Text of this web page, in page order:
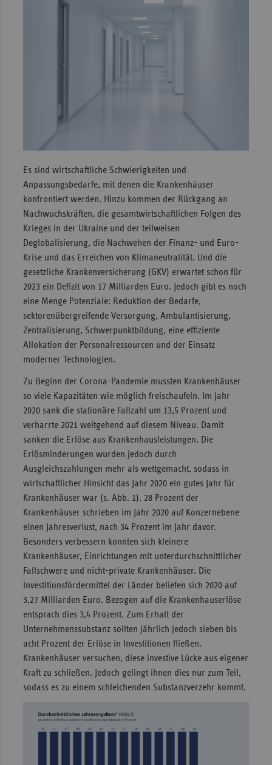
Es sind wirtschaftliche Schwierigkeiten und
Anpassungsbedarfe, mit denen die Krankenhäuser
konfrontiert werden. Hinzu kommen der Rückgang an
Nachwuchskräften, die gesamtwirtschaftlichen Folgen des
Krieges in der Ukraine und der teilweisen
Deglobalisierung, die Nachwehen der Finanz- und Euro-
Krise und das Erreichen von Klimaneutralität. Und die
gesetzliche Krankenversicherung (GKV) erwartet schon für
2023 ein Defizit von 17 Milliarden Euro. Jedoch gibt es noch
eine Menge Potenziale: Reduktion der Bedarfe,
sektorenübergreifende Versorgung, Ambulantisierung,
Zentralisierung, Schwerpunktbildung, eine effiziente
Allokation der Personalressourcen und der Einsatz
moderner Technologien.
Zu Beginn der Corona-Pandemie mussten Krankenhäuser
so viele Kapazitäten wie möglich freischaufeln. Im Jahr
2020 sank die stationäre Fallzahl um 13,5 Prozent und
verharrte 2021 weitgehend auf diesem Niveau. Damit
sanken die Erlöse aus Krankenhausleistungen. Die
Erlösminderungen wurden jedoch durch
Ausgleichszahlungen mehr als wettgemacht, sodass in
wirtschaftlicher Hinsicht das Jahr 2020 ein gutes Jahr für
Krankenhäuser war (s. Abb. 1). 28 Prozent der
Krankenhäuser schrieben im Jahr 2020 auf Konzernebene
einen Jahresverlust, nach 34 Prozent im Jahr davor.
Besonders verbessern konnten sich kleinere
Krankenhäuser, Einrichtungen mit unterdurchschnittlicher
Fallschwere und nicht-private Krankenhäuser. Die
Investitionsfördermittel der Länder beliefen sich 2020 auf
3,27 Milliarden Euro. Bezogen auf die Krankenhauserlöse
entsprach dies 3,4 Prozent. Zum Erhalt der
Unternehmenssubstanz sollten jährlich jedoch sieben bis
acht Prozent der Erlöse in Investitionen fließen.
Krankenhäuser versuchen, diese investive Lücke aus eigener
Kraft zu schließen. Jedoch gelingt ihnen dies nur zum Teil,
sodass es zu einem schleichenden Substanzverzehr kommt.